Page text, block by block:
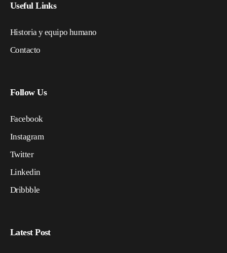
Useful Links
Historia y equipo humano
Contacto
Follow Us
Facebook
Instagram
Twitter
Linkedin
Dribbble
Latest Post